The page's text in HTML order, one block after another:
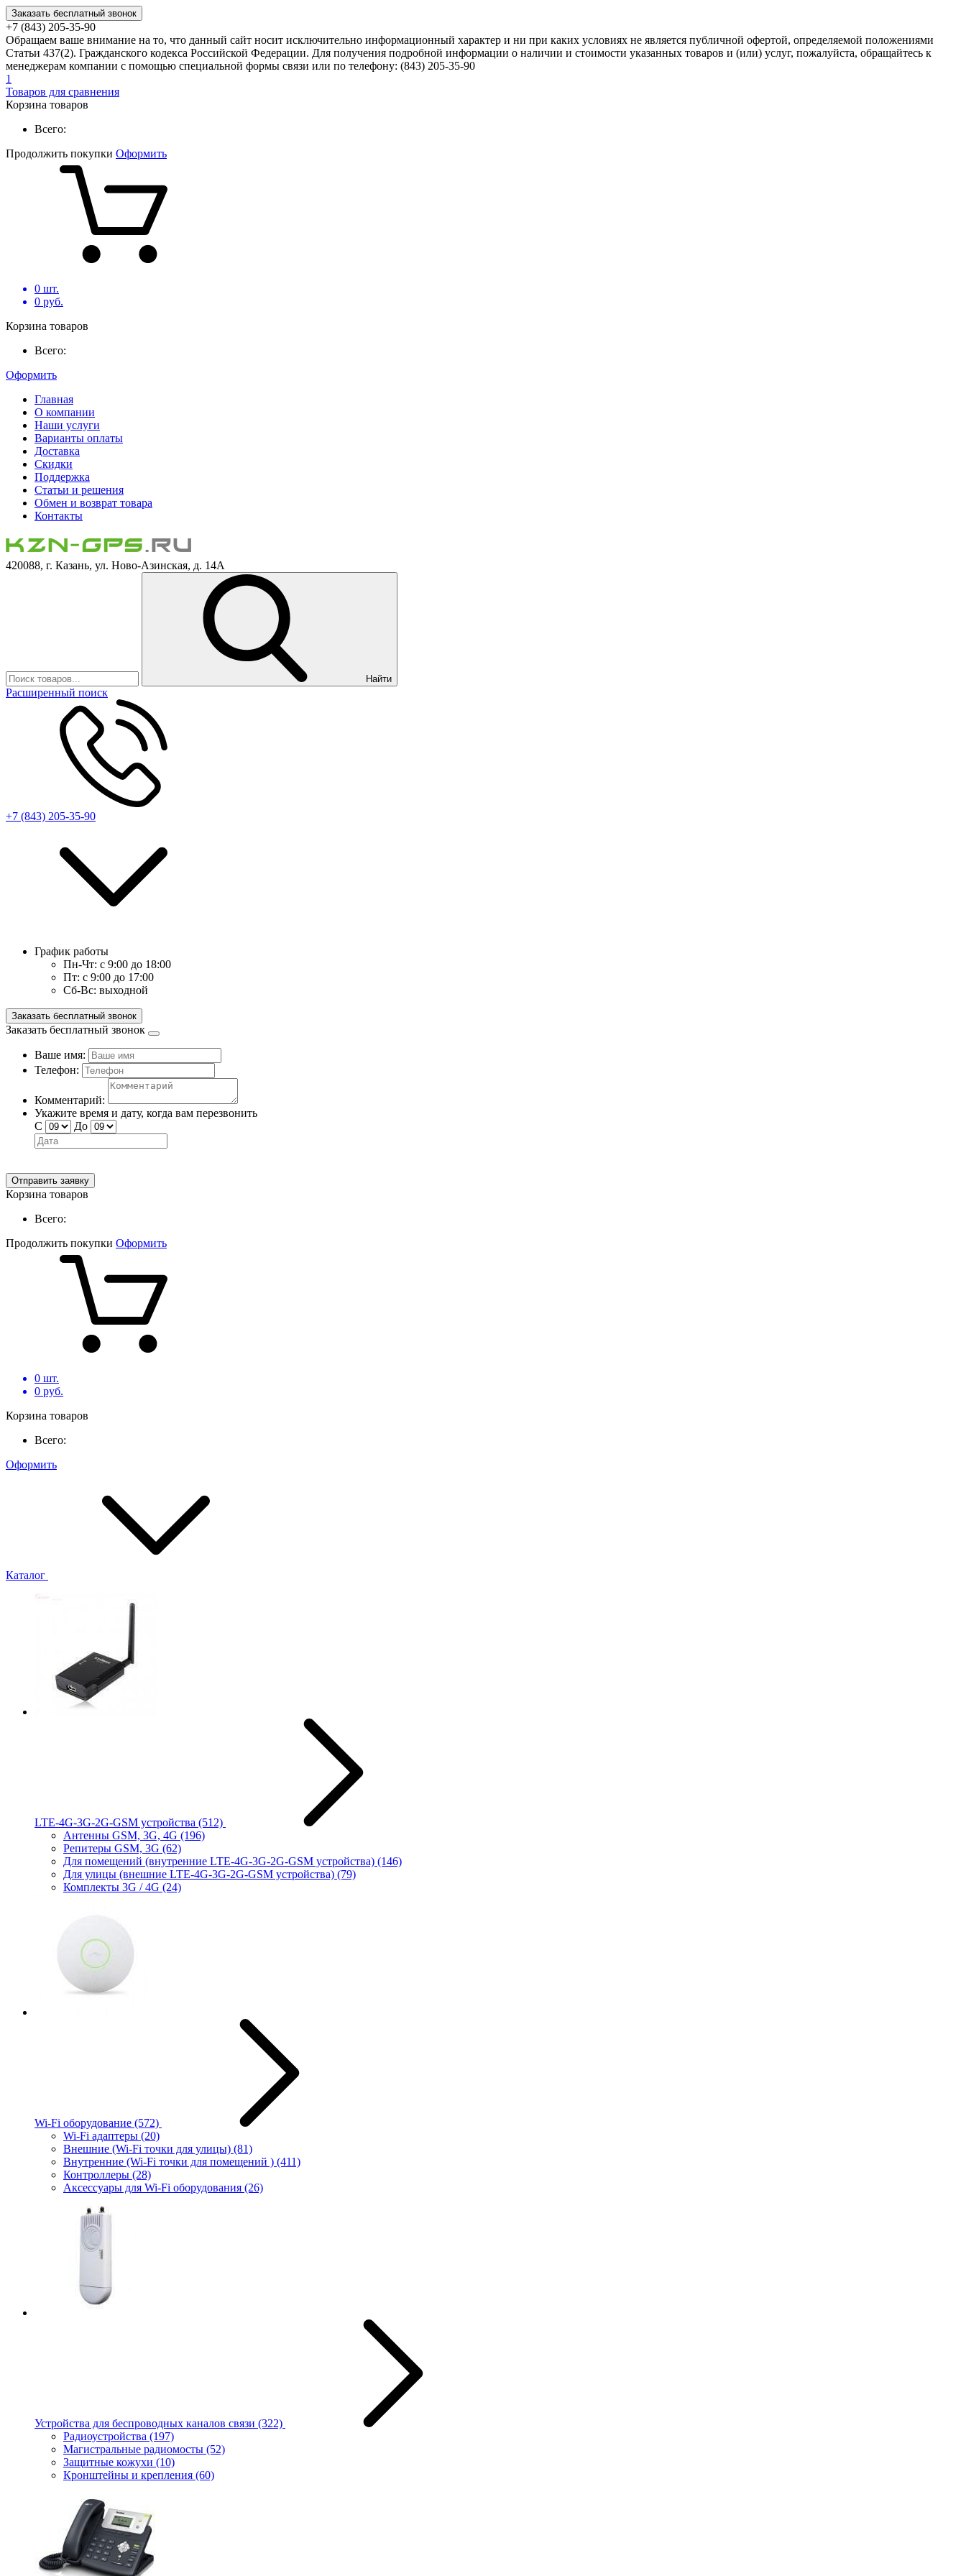
Заказать бесплатный звонок
+7 (843) 205-35-90
Обращаем ваше внимание на то, что данный сайт носит исключительно информационный характер и ни при каких условиях не является публичной офертой, определяемой положениями
Статьи 437(2). Гражданского кодекса Российской Федерации. Для получения подробной информации о наличии и стоимости указанных товаров и (или) услуг, пожалуйста, обращайтесь к
менеджерам компании с помощью специальной формы связи или по телефону: (843) 205-35-90
1
Товаров для сравнения
Корзина товаров
Всего:
Продолжить покупки Оформить
0 шт.
0 руб.
Корзина товаров
Всего:
Оформить
Главная
О компании
Наши услуги
Варианты оплаты
Доставка
Скидки
Поддержка
Статьи и решения
Обмен и возврат товара
Контакты
420088, г. Казань, ул. Ново-Азинская, д. 14А
Найти
Расширенный поиск
+7 (843) 205-35-90
График работы
Пн-Чт: с 9:00 до 18:00
Пт: с 9:00 до 17:00
Сб-Вс: выходной
Заказать бесплатный звонок
Заказать бесплатный звонок
Ваше имя:
Телефон:
Комментарий:
Укажите время и дату, когда вам перезвонить
С
До
Отправить заявку
Корзина товаров
Всего:
Продолжить покупки Оформить
0 шт.
0 руб.
Корзина товаров
Всего:
Оформить
Каталог
LTE-4G-3G-2G-GSM устройства (512)
Антенны GSM, 3G, 4G (196)
Репитеры GSM, 3G (62)
Для помещений (внутренние LTE-4G-3G-2G-GSM устройства) (146)
Для улицы (внешние LTE-4G-3G-2G-GSM устройства) (79)
Комплекты 3G / 4G (24)
Wi-Fi оборудование (572)
Wi-Fi адаптеры (20)
Внешние (Wi-Fi точки для улицы) (81)
Внутренние (Wi-Fi точки для помещений ) (411)
Контроллеры (28)
Аксессуары для Wi-Fi оборудования (26)
Устройства для беспроводных каналов связи (322)
Радиоустройства (197)
Магистральные радиомосты (52)
Защитные кожухи (10)
Кронштейны и крепления (60)